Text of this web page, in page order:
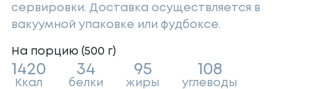
сервировки. Доставка осуществляется в
вакуумной упаковке или фудбоксе.
На порцию (500 г)
1420
Ккал
34
белки
95
жиры
108
углеводы